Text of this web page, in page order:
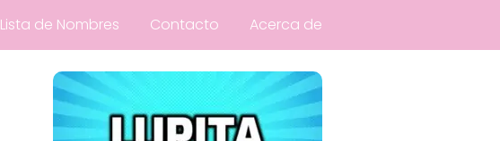
Lista de Nombres Contacto Acerca de